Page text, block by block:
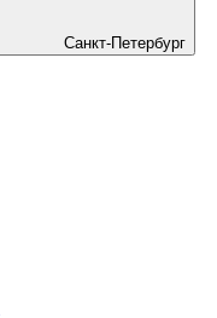
Санкт-Петербург